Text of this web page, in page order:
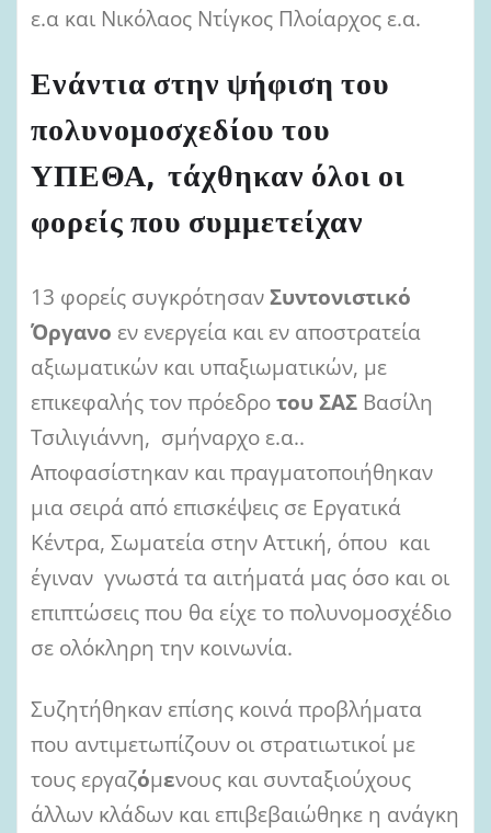
ε.α και Νικόλαος Ντίγκος Πλοίαρχος ε.α.
Ενάντια στην ψήφιση του
πολυνομοσχεδίου του
ΥΠΕΘΑ, τάχθηκαν όλοι οι
φορείς που συμμετείχαν
13 φορείς συγκρότησανΣυντονιστικό
Όργανο εν ενεργεία και εν αποστρατεία
αξιωματικών και υπαξιωματικών, με
επικεφαλής τον πρόεδροτου ΣΑΣ Βασίλη
Τσιλιγιάννη, σμήναρχο ε.α..
Αποφασίστηκαν και πραγματοποιήθηκαν
μια σειρά από επισκέψεις σε Εργατικά
Κέντρα, Σωματεία στην Αττική, όπου και
έγιναν γνωστά τα αιτήματά μας όσο και οι
επιπτώσεις που θα είχε το πολυνομοσχέδιο
σε ολόκληρη την κοινωνία.
Συζητήθηκαν επίσης κοινά προβλήματα
που αντιμετωπίζουν οι στρατιωτικοί με
τους εργαζόμενους και συνταξιούχους
άλλων κλάδων και επιβεβαιώθηκε η ανάγκη